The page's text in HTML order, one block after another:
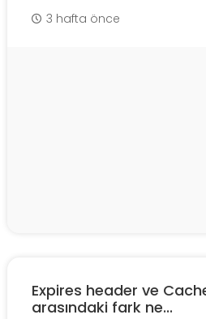
3 hafta önce
Expires header ve
arasındaki fark ne...